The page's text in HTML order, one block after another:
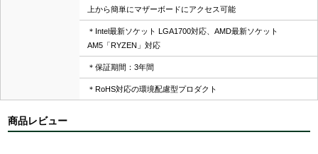
上から簡単にマザーボードにアクセス可能
＊Intel最新ソケット LGA1700対応、AMD最新ソケット
AM5「RYZEN」対応
＊保証期間：3年間
＊RoHS対応の環境配慮型プロダクト
商品レビュー